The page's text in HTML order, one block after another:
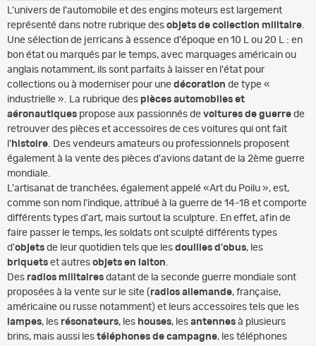
L'univers de l'automobile et des engins moteurs est largement
représenté dans notre rubrique des objets de collection militaire.
Une sélection de jerricans à essence d'époque en 10 L ou 20 L : en
bon état ou marqués par le temps, avec marquages américain ou
anglais notamment, ils sont parfaits à laisser en l'état pour
collections ou à moderniser pour une décoration de type «
industrielle ». La rubrique des pièces automobiles et
aéronautiques propose aux passionnés de voitures de guerre de
retrouver des pièces et accessoires de ces voitures qui ont fait
l'histoire. Des vendeurs amateurs ou professionnels proposent
également à la vente des pièces d'avions datant de la 2ème guerre
mondiale.
L'artisanat de tranchées, également appelé «Art du Poilu », est,
comme son nom l'indique, attribué à la guerre de 14-18 et comporte
différents types d'art, mais surtout la sculpture. En effet, afin de
faire passer le temps, les soldats ont sculpté différents types
d'objets de leur quotidien tels que les douilles d'obus, les
briquets et autres objets en laiton.
Des radios militaires datant de la seconde guerre mondiale sont
proposées à la vente sur le site ( radios allemande, française,
américaine ou russe notamment) et leurs accessoires tels que les
lampes, les résonateurs, les houses, les antennes à plusieurs
brins, mais aussi les téléphones de campagne, les téléphones